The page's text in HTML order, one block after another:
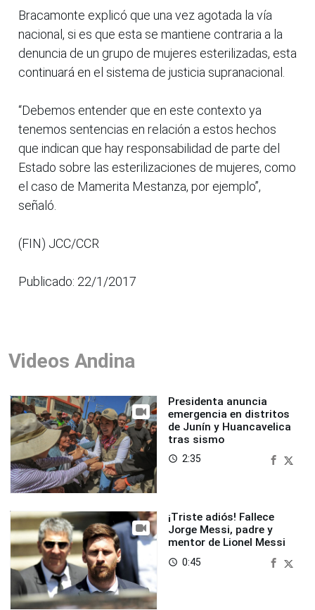
Bracamonte explicó que una vez agotada la vía
nacional, si es que esta se mantiene contraria a la
denuncia de un grupo de mujeres esterilizadas, esta
continuará en el sistema de justicia supranacional.
“Debemos entender que en este contexto ya
tenemos sentencias en relación a estos hechos
que indican que hay responsabilidad de parte del
Estado sobre las esterilizaciones de mujeres, como
el caso de Mamerita Mestanza, por ejemplo”,
señaló.
(FIN) JCC/CCR
Publicado: 22/1/2017
Videos Andina
Presidenta anuncia
emergencia en distritos
de Junín y Huancavelica
tras sismo
access_time 2:35
¡Triste adiós! Fallece
Jorge Messi, padre y
mentor de Lionel Messi
access_time 0:45